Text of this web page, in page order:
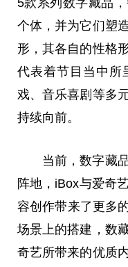
5款系列数字藏品
个体，并为它们塑
形，其各自的性格
代表着节目当中所
戏、音乐喜剧等多
持续向前。
当前，数字藏
阵地，iBox与爱奇
容创作带来了更多
场景上的搭建，数
奇艺所带来的优质